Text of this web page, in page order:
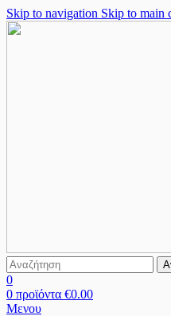
Skip to navigation Skip to main
0
0 προϊόντα €0.00
Μενου